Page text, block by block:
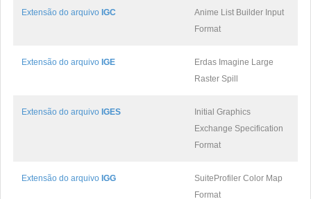
Extensão do arquivo IGC
Anime List Builder Input
Format
Extensão do arquivo IGE
Erdas Imagine Large
Raster Spill
Extensão do arquivo IGES
Initial Graphics
Exchange Specification
Format
Extensão do arquivo IGG
SuiteProfiler Color Map
Format